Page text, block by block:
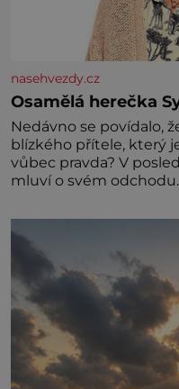
nasehvezdy.cz
Osamělá herečka
Nedávno se povídalo,
blízkého přítele, který
vůbec pravda? V